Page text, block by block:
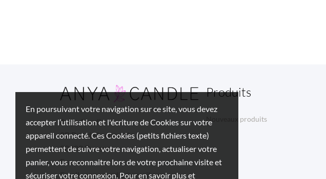
En poursuivant votre navigation sur ce site, vous devez
accepter l’utilisation et l'écriture de Cookies sur votre
appareil connecté. Ces Cookies (petits fichiers texte)
permettent de suivre votre navigation, actualiser votre
panier, vous reconnaitre lors de votre prochaine visite et
sécuriser votre connexion. Pour en savoir plus et
Anya Candle
8B Rue de la chapelle
90400 Dorans
France
Email :anyacandle@gmail.com
Produits
Nouveaux produits